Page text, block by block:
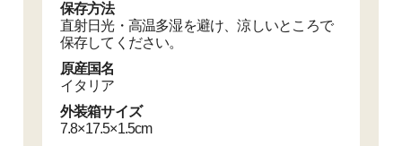
保存方法
直射日光・高温多湿を避け、涼しいところで
保存してください。
原産国名
イタリア
外装箱サイズ
7.8×17.5×1.5cm